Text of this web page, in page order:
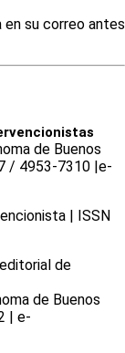
su correo antes
de Buenos
/ 4953-7310 |e-
| ISSN
de
de Buenos
| e-